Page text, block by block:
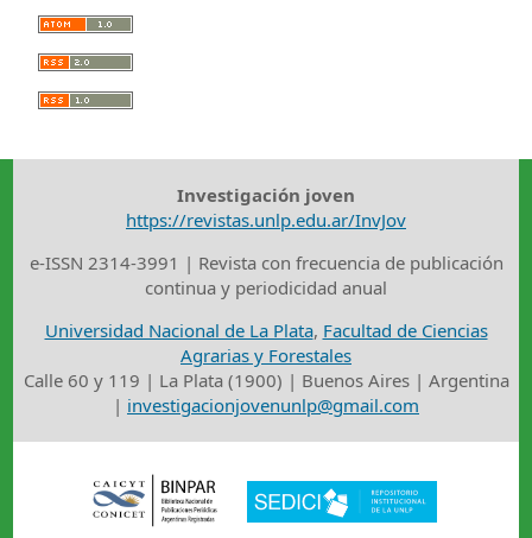
Investigación joven
https://revistas.unlp.edu.ar/InvJov
e-ISSN 2314-3991 | Revista con frecuencia de publicación
continua y periodicidad anual
Universidad Nacional de La Plata, Facultad de Ciencias
Agrarias y Forestales
Calle 60 y 119 | La Plata (1900) | Buenos Aires | Argentina
| investigacionjovenunlp@gmail.com